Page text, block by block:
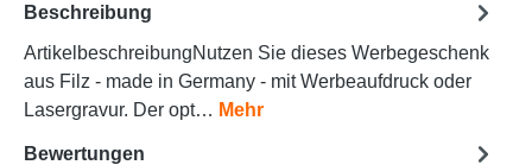
Beschreibung
ArtikelbeschreibungNutzen Sie dieses Werbegeschenk
aus Filz - made in Germany - mit Werbeaufdruck oder
Lasergravur. Der opt… Mehr
Bewertungen
Animationen stoppen Überschriften hervorheben